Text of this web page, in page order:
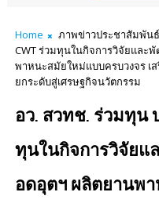
Home ภาพข่าวประชาสัมพันธ์
CWT ร่วมทุนในกิจการวิจัยและ
พาหนะสมัยใหม่แบบครบวงจร เ
ยกระดับสู่เศรษฐกิจนวัตกรรม
อว. สวทช. ร่วมทุน
ทุนในกิจการวิจัยแ
อดอุตฯ ผลิตยานพ